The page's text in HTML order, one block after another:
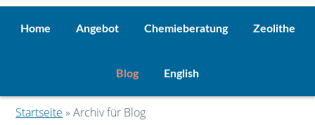
Home Angebot Chemieberatung Zeolithe
Blog English
Startseite » Archiv für Blog